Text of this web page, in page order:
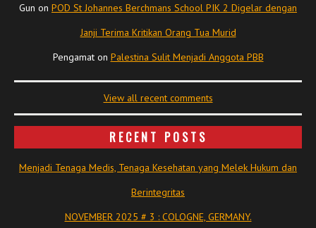
Gun on POD St Johannes Berchmans School PIK 2 Digelar dengan
Janji Terima Kritikan Orang Tua Murid
Pengamaton Palestina Sulit Menjadi Anggota PBB
View all recent comments
RECENT POSTS
Menjadi Tenaga Medis, Tenaga Kesehatan yang Melek Hukum dan
Berintegritas
NOVEMBER 2025 # 3 : COLOGNE, GERMANY.